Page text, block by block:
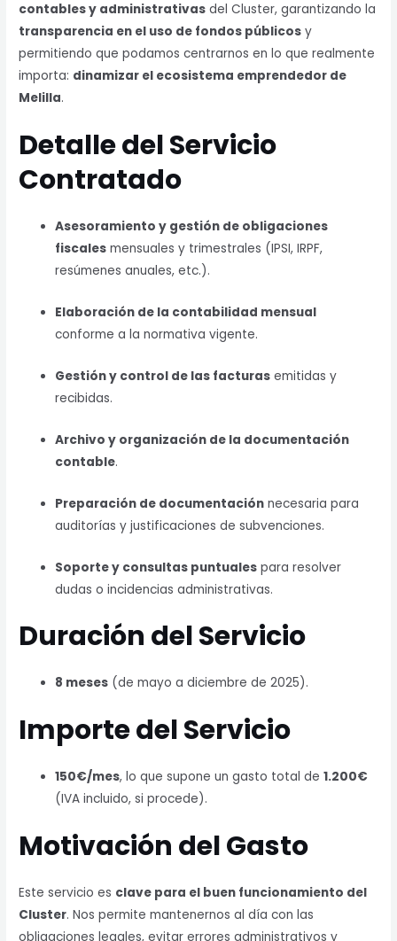
contables y administrativas del Cluster, garantizando la
transparencia en el uso de fondos públicos y
permitiendo que podamos centrarnos en lo que realmente
importa: dinamizar el ecosistema emprendedor de
Melilla.
Detalle del Servicio
Contratado
Asesoramiento y gestión de obligaciones
fiscales mensuales y trimestrales (IPSI, IRPF,
resúmenes anuales, etc.).
Elaboración de la contabilidad mensual
conforme a la normativa vigente.
Gestión y control de las facturas emitidas y
recibidas.
Archivo y organización de la documentación
contable.
Preparación de documentación necesaria para
auditorías y justificaciones de subvenciones.
Soporte y consultas puntuales para resolver
dudas o incidencias administrativas.
Duración del Servicio
8 meses (de mayo a diciembre de 2025).
Importe del Servicio
150€/mes, lo que supone un gasto total de1.200€
(IVA incluido, si procede).
Motivación del Gasto
Este servicio es clave para el buen funcionamiento del
Cluster. Nos permite mantenernos al día con las
obligaciones legales, evitar errores administrativos y